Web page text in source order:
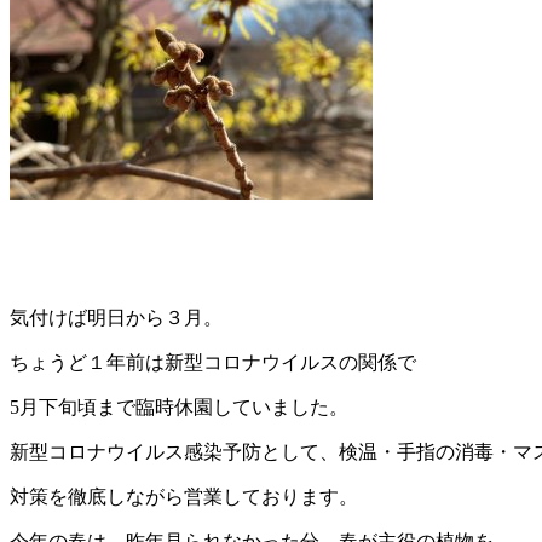
気付けば明日から３月。
ちょうど１年前は新型コロナウイルスの関係で
5月下旬頃まで臨時休園していました。
新型コロナウイルス感染予防として、検温・手指の消毒・マ
対策を徹底しながら営業しております。